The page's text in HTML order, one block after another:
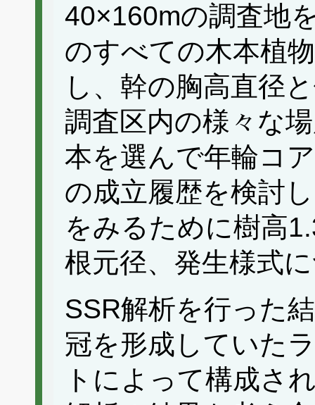
40×160mの調査地
のすべての木本植
し、幹の胸高直径
調査区内の様々な
本を選んで年輪コ
の成立履歴を検討
をみるために樹高
根元径、発生様式
SSR解析を行った
冠を形成していた
トによって構成さ